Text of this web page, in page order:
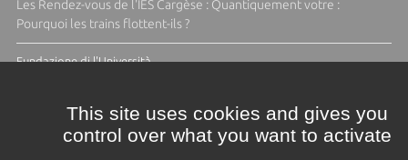
Les Rendez-vous de l'IES Cargèse : Quantiquement votre :
Pourquoi les trains flottent-ils ?
Fundazione di l'Università
This site uses cookies and gives you
control over what you want to activate